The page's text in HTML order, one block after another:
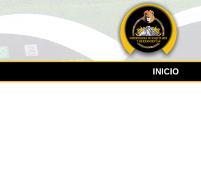
INICIO